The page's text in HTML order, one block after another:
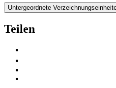
Untergeordnete
Teilen